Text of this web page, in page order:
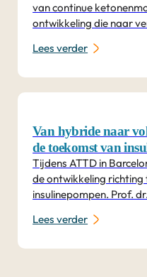
van continue
ontwikkeling die naar
Lees verder
Van hybride naar
de toekomst van
Tijdens ATTD in
de ontwikkeling richting
insulinepompen. Prof.
Lees verder